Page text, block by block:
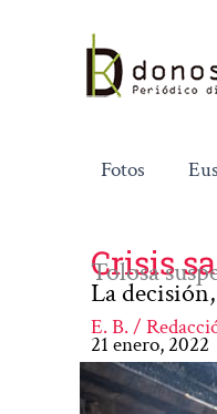
contenido
Fotos
Crisis
Tolosa
La
E. B. /
21 enero, 2022